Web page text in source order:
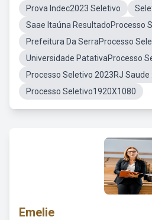
Prova Indec2023 Seletivo
Saae Itaúna ResultadoProcesso
Prefeitura Da SerraProcesso
Universidade PatativaProcesso
Processo Seletivo 2023RJ Saude
Processo Seletivo1920X1080
Emelie